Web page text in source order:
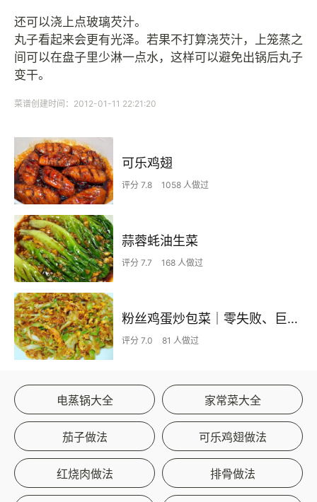
还可以浇上点玻璃芡汁。
丸子看起来会更有光泽。若果不打算浇芡汁，上笼蒸之
间可以在盘子里少淋一点水，这样可以避免出锅后丸子
变干。
菜谱创建时间：2012-01-11 22:21:20
可乐鸡翅
评分 7.8 1058 人做过
蒜蓉蚝油生菜
评分 7.7 168 人做过
粉丝鸡蛋炒包菜｜零失败、巨下饭
评分 7.0 81 人做过
电蒸锅大全 家常菜大全
茄子做法 可乐鸡翅做法
红烧肉做法 排骨做法